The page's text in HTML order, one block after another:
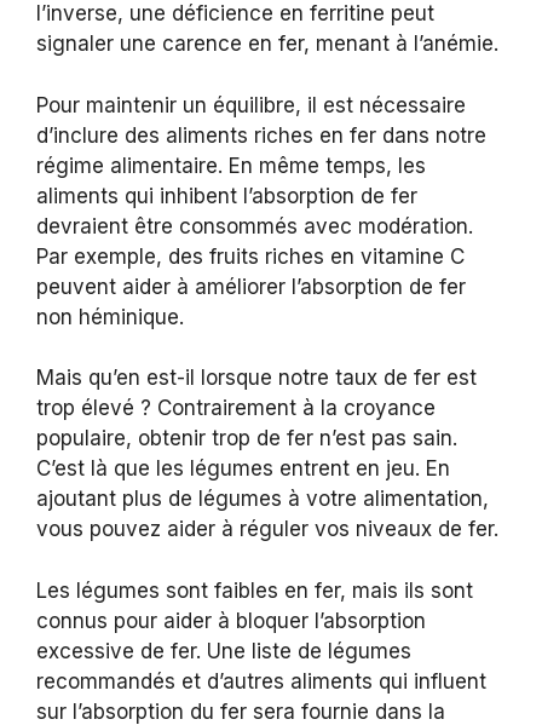
l’inverse, une déficience en ferritine peut
signaler une carence en fer, menant à l’anémie.
Pour maintenir un équilibre, il est nécessaire
d’inclure des aliments riches en fer dans notre
régime alimentaire. En même temps, les
aliments qui inhibent l’absorption de fer
devraient être consommés avec modération.
Par exemple, des fruits riches en vitamine C
peuvent aider à améliorer l’absorption de fer
non héminique.
Mais qu’en est-il lorsque notre taux de fer est
trop élevé ? Contrairement à la croyance
populaire, obtenir trop de fer n’est pas sain.
C’est là que les légumes entrent en jeu. En
ajoutant plus de légumes à votre alimentation,
vous pouvez aider à réguler vos niveaux de fer.
Les légumes sont faibles en fer, mais ils sont
connus pour aider à bloquer l’absorption
excessive de fer. Une liste de légumes
recommandés et d’autres aliments qui influent
sur l’absorption du fer sera fournie dans la